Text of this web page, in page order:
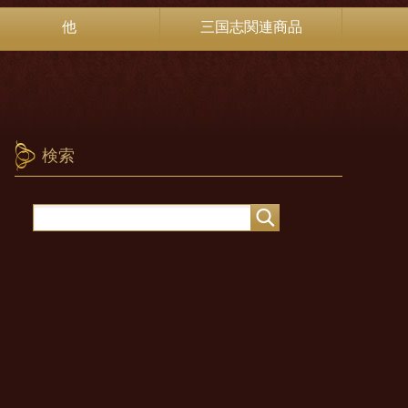
他 三国志関連商品
検索